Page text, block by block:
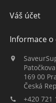
Váš účet
Informace

169 00
Česká
 +420 721